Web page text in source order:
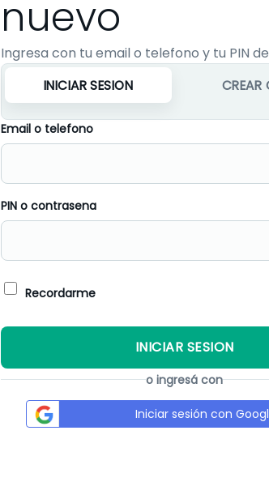
nuevo
Ingresa con tu email o telefono y tu PIN
INICIAR SESION CREAR
Email o telefono
PIN o contrasena
Recordarme
INICIAR SESION
o ingresá con
Iniciar sesión con